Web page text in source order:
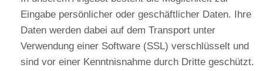
Eingabe persönlicher oder geschäftlicher Daten. Ihre
Daten werden dabei auf dem Transport unter
Verwendung einer Software (SSL) verschlüsselt und
sind vor einer Kenntnisnahme durch Dritte geschützt.